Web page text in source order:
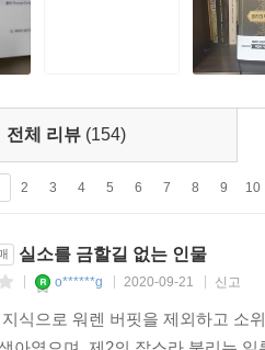
전체 리뷰 (154)
2 3 4 5 6 7 8 9 10
실소를 금할길 없는 인물
o******g 2020-09-21 신고
식으로 워렌 버핏을 제외하고 소